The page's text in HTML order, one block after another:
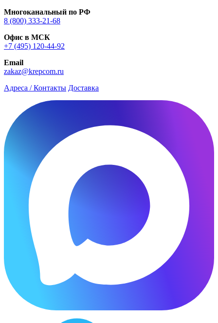
Многоканальный по РФ
8 (800) 333‑21-68
Офис в МСК
+7 (495) 120-44-92
Email
zakaz@krepcom.ru
Адреса / Контакты Доставка